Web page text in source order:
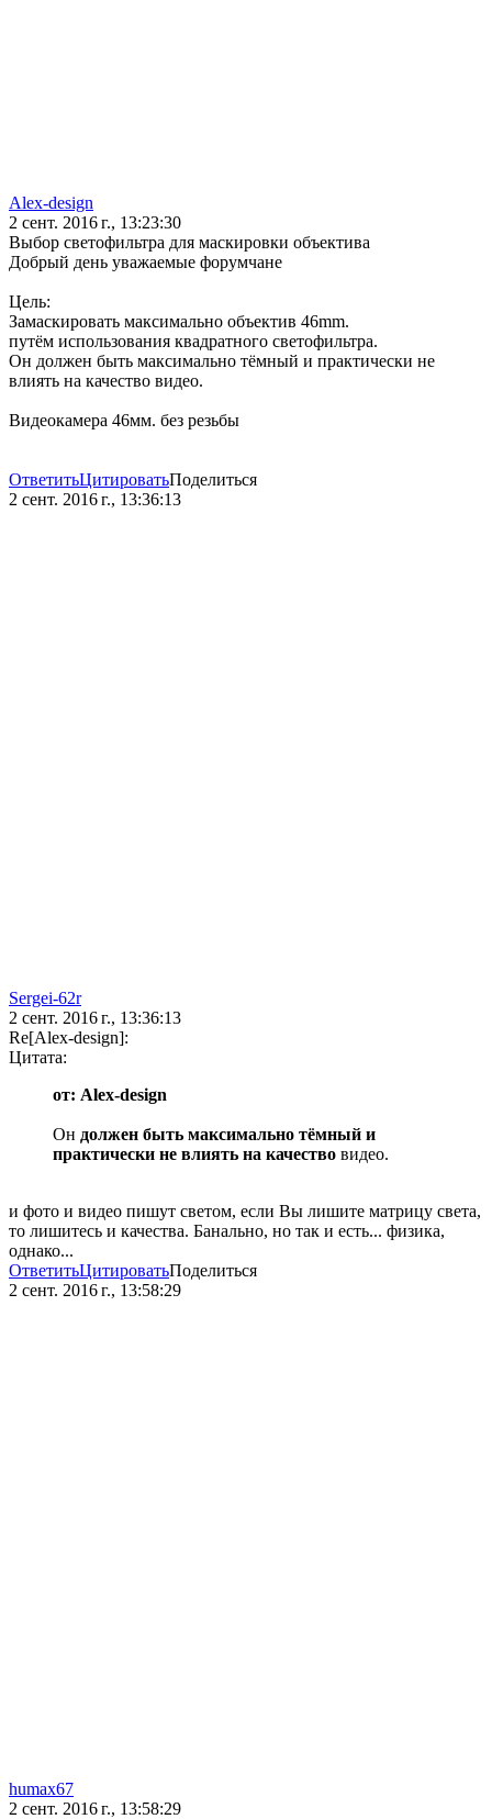
Alex-design
2 сент. 2016 г., 13:23:30
Выбор светофильтра для маскировки объектива
Добрый день уважаемые форумчане
Цель:
Замаскировать максимально объектив 46mm.
путём использования квадратного светофильтра.
Он должен быть максимально тёмный и практически не
влиять на качество видео.
Видеокамера 46мм. без резьбы
ОтветитьЦитироватьПоделиться
2 сент. 2016 г., 13:36:13
Sergei-62r
2 сент. 2016 г., 13:36:13
Re[Alex-design]:
Цитата:
от: Alex-design
Он должен быть максимально тёмный и
практически не влиять на качество видео.
и фото и видео пишут светом, если Вы лишите матрицу света,
то лишитесь и качества. Банально, но так и есть... физика,
однако...
ОтветитьЦитироватьПоделиться
2 сент. 2016 г., 13:58:29
humax67
2 сент. 2016 г., 13:58:29